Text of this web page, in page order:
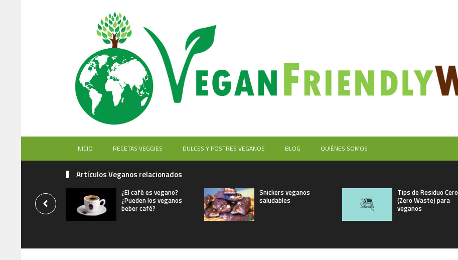
INICIO RECETAS VEGGIES DULCES Y POSTRES VEGANOS BLOG QUIÉNES SOMOS
Artículos Veganos relacionados
¿El café es vegano?
¿Pueden los veganos
beber café?
Snickers veganos
saludables
Tips de Residuo Cero
(Zero Waste) para
veganos